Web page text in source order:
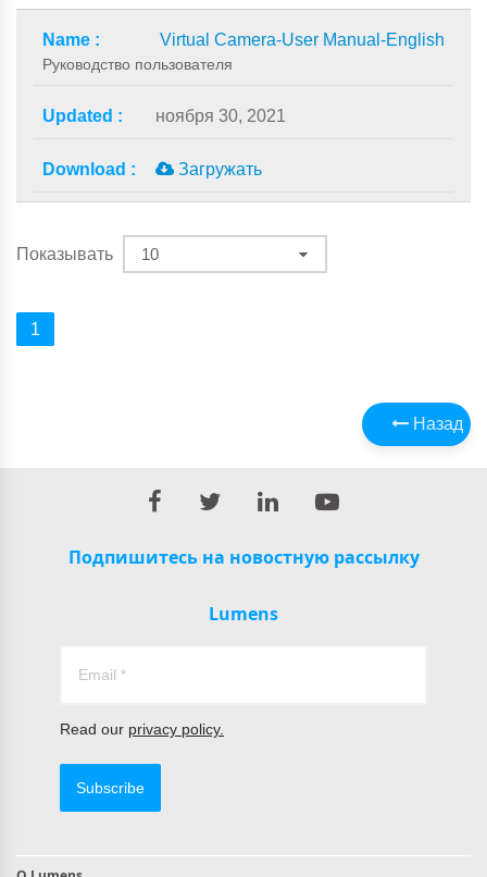
Virtual Camera-User Manual-English
Руководство пользователя
ноября 30, 2021
Загружать
Показывать
1
Назад
Подпишитесь на новостную рассылку
Lumens
Read our privacy policy.
Subscribe